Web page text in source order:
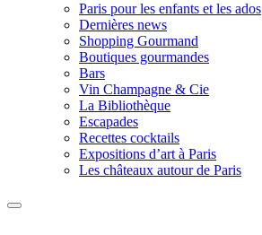
Paris pour les enfants et les ados
Dernières news
Shopping Gourmand
Boutiques gourmandes
Bars
Vin Champagne & Cie
La Bibliothèque
Escapades
Recettes cocktails
Expositions d’art à Paris
Les châteaux autour de Paris